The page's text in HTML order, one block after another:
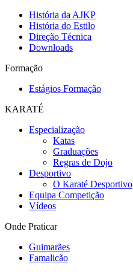
História da AJKP
História do Estilo
Direção Técnica
Downloads
Formação
Estágios Formação
KARATÉ
Especialização
Katas
Graduações
Regras de Dojo
Desportivo
O Karaté Desportivo
Equipa Competição
Vídeos
Onde Praticar
Guimarães
Famalicão